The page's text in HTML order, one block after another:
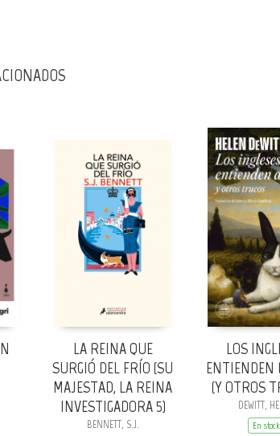
LA REINA QUE
SURGIÓ DEL FRÍO (SU
MAJESTAD, LA REINA
INVESTIGADORA 5)
BENNETT, S.J.
LOS
ENTIENDEN
(Y OTROS
DEWITT,
En stock